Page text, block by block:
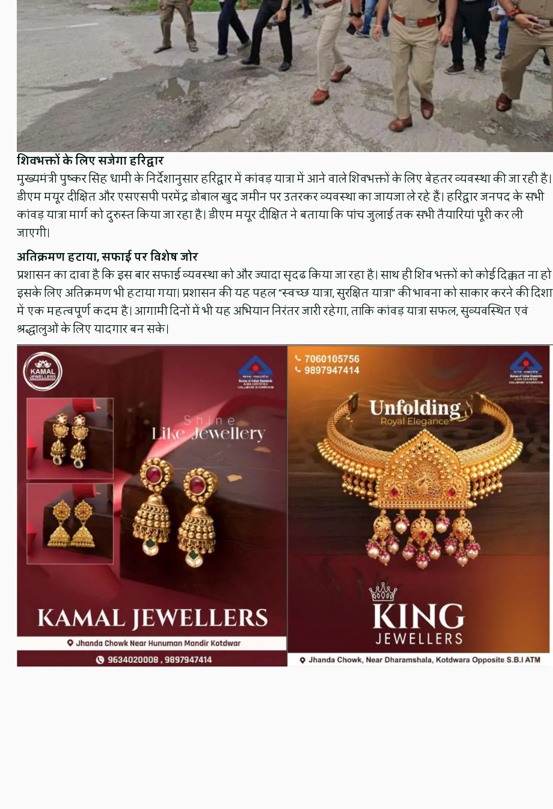
शिवभक्तों के लिए सजेगा हरिद्वार
मुख्यमंत्री पुष्कर सिंह धामी के निर्देशानुसार हरिद्वार में कांवड़ यात्रा में आने वाले शिवभक्तों के लिए बेहतर व्यवस्था की जा रही है।
डीएम मयूर दीक्षित और एसएसपी परमेंद्र डोबाल खुद जमीन पर उतरकर व्यवस्था का जायजा ले रहे हैं। हरिद्वार जनपद के सभी
कांवड़ यात्रा मार्ग को दुरुस्त किया जा रहा है। डीएम मयूर दी​क्षित ने बताया कि पांच जुलाई तक सभी तैयारियां पूरी कर ली
जाएगी।
अतिक्रमण हटाया, सफाई पर विशेष जोर
प्रशासन का दावा है कि इस बार सफाई व्यवस्था को और ज्यादा सृदढ किया जा रहा है। साथ ही शिव भक्तों को कोई दिक्कत ना हो
इसके लिए अतिक्रमण भी हटाया गया। प्रशासन की यह पहल “स्वच्छ यात्रा, सुरक्षित यात्रा” की भावना को साकार करने की दिशा
में एक महत्वपूर्ण कदम है। आगामी दिनों में भी यह अभियान निरंतर जारी रहेगा, ताकि कांवड़ यात्रा सफल, सुव्यवस्थित एवं
श्रद्धालुओं के लिए यादगार बन सके।